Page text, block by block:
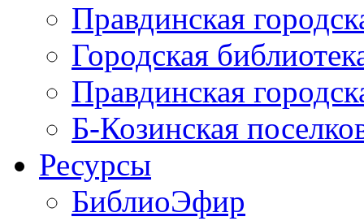
Правдинская
Городская
Правдинская
Б-Козинская
Ресурсы
БиблиоЭфир